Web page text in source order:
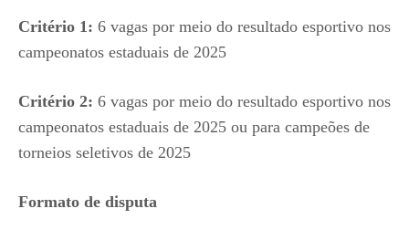
Critério 1: 6 vagas por meio do resultado esportivo nos
campeonatos estaduais de 2025
Critério 2: 6 vagas por meio do resultado esportivo nos
campeonatos estaduais de 2025 ou para campeões de
torneios seletivos de 2025
Formato de disputa